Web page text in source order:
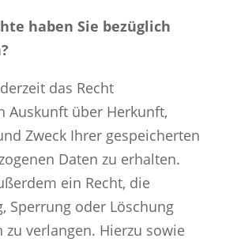
haben Sie bezüglich
das Recht
Auskunft über Herkunft,
Zweck Ihrer gespeicherten
Daten zu erhalten.
ein Recht, die
Sperrung oder Löschung
zu verlangen. Hierzu sowie